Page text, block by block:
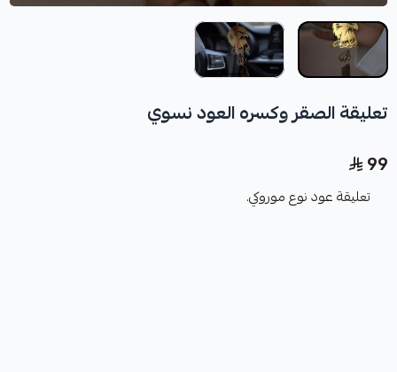
تعليقة الصقر وكسره العود نسوي
99
تعليقة عود نوع موروكي.